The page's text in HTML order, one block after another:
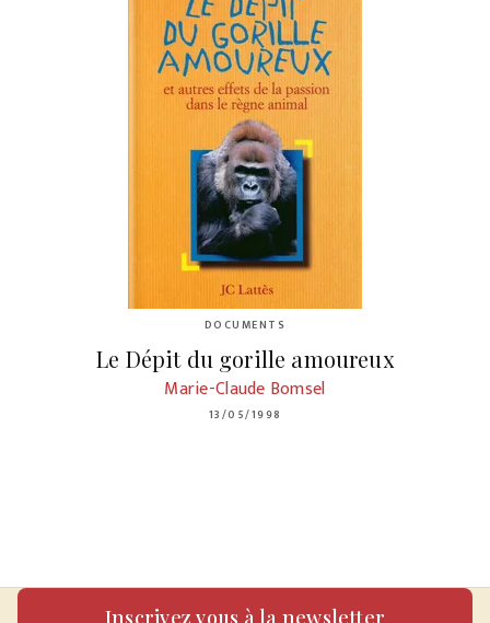
DOCUMENTS
Le Dépit du gorille amoureux
Marie-Claude Bomsel
13/05/1998
Inscrivez vous à la newsletter